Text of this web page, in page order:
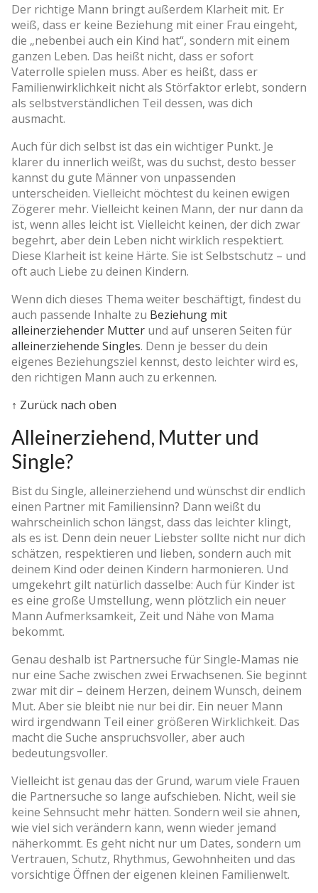
Der richtige Mann bringt außerdem Klarheit mit. Er
weiß, dass er keine Beziehung mit einer Frau eingeht,
die „nebenbei auch ein Kind hat“, sondern mit einem
ganzen Leben. Das heißt nicht, dass er sofort
Vaterrolle spielen muss. Aber es heißt, dass er
Familienwirklichkeit nicht als Störfaktor erlebt, sondern
als selbstverständlichen Teil dessen, was dich
ausmacht.
Auch für dich selbst ist das ein wichtiger Punkt. Je
klarer du innerlich weißt, was du suchst, desto besser
kannst du gute Männer von unpassenden
unterscheiden. Vielleicht möchtest du keinen ewigen
Zögerer mehr. Vielleicht keinen Mann, der nur dann da
ist, wenn alles leicht ist. Vielleicht keinen, der dich zwar
begehrt, aber dein Leben nicht wirklich respektiert.
Diese Klarheit ist keine Härte. Sie ist Selbstschutz – und
oft auch Liebe zu deinen Kindern.
Wenn dich dieses Thema weiter beschäftigt, findest du
auch passende Inhalte zu Beziehung mit
alleinerziehender Mutter und auf unseren Seiten für
alleinerziehende Singles. Denn je besser du dein
eigenes Beziehungsziel kennst, desto leichter wird es,
den richtigen Mann auch zu erkennen.
↑ Zurück nach oben
Alleinerziehend, Mutter und
Single?
Bist du Single, alleinerziehend und wünschst dir endlich
einen Partner mit Familiensinn? Dann weißt du
wahrscheinlich schon längst, dass das leichter klingt,
als es ist. Denn dein neuer Liebster sollte nicht nur dich
schätzen, respektieren und lieben, sondern auch mit
deinem Kind oder deinen Kindern harmonieren. Und
umgekehrt gilt natürlich dasselbe: Auch für Kinder ist
es eine große Umstellung, wenn plötzlich ein neuer
Mann Aufmerksamkeit, Zeit und Nähe von Mama
bekommt.
Genau deshalb ist Partnersuche für Single-Mamas nie
nur eine Sache zwischen zwei Erwachsenen. Sie beginnt
zwar mit dir – deinem Herzen, deinem Wunsch, deinem
Mut. Aber sie bleibt nie nur bei dir. Ein neuer Mann
wird irgendwann Teil einer größeren Wirklichkeit. Das
macht die Suche anspruchsvoller, aber auch
bedeutungsvoller.
Vielleicht ist genau das der Grund, warum viele Frauen
die Partnersuche so lange aufschieben. Nicht, weil sie
keine Sehnsucht mehr hätten. Sondern weil sie ahnen,
wie viel sich verändern kann, wenn wieder jemand
näherkommt. Es geht nicht nur um Dates, sondern um
Vertrauen, Schutz, Rhythmus, Gewohnheiten und das
vorsichtige Öffnen der eigenen kleinen Familienwelt.